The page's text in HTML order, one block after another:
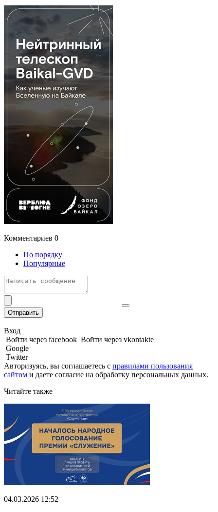
Комментариев 0
По порядку
Популярные
Отправить
Вход
Войти через facebook Войти через vkontakte
Google
Twitter
Авторизуясь, вы соглашаетесь с правилами пользования
сайтом и даете согласие на обработку персональных данных.
Читайте также
04.03.2026 12:52